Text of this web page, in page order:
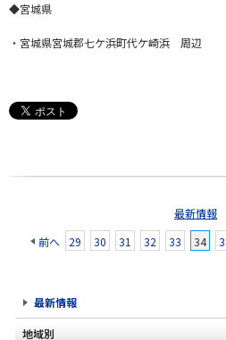
◆宮城県
・宮城県宮城郡七ケ浜町代ケ崎浜 周辺
最新情報
前へ
29 30 31 32 33 34
最新情報
地域別